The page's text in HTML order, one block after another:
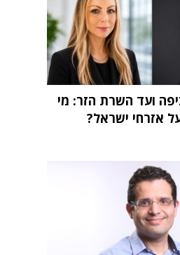
ועד השרת הזר: מי
אזרחי ישראל?